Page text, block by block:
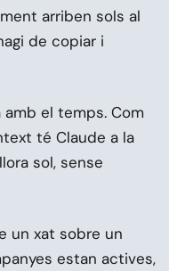
arriben sols al
de copiar i
el temps. Com
té Claude a la
sol, sense
un xat sobre un
estan actives,